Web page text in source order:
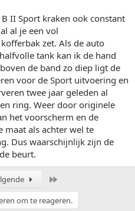
II Sport kraken ook constant
al je een vol
zet. Als de auto
tank kan ik de hand
de band zo diep ligt de
voor de Sport uitvoering en
twee jaar geleden al
ring. Weer door originele
het voorscherm en de
maat als achter wel te
Dus waarschijnlijk zijn de
beurt.
om te reageren.